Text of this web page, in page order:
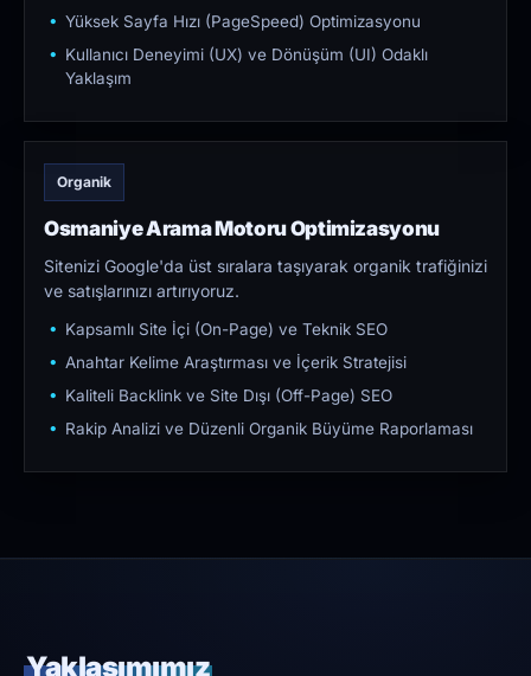
Yüksek Sayfa Hızı (PageSpeed) Optimizasyonu
Kullanıcı Deneyimi (UX) ve Dönüşüm (UI) Odaklı
Yaklaşım
Organik
Osmaniye Arama Motoru Optimizasyonu
Sitenizi Google'da üst sıralara taşıyarak organik trafiğinizi
ve satışlarınızı artırıyoruz.
Kapsamlı Site İçi (On-Page) ve Teknik SEO
Anahtar Kelime Araştırması ve İçerik Stratejisi
Kaliteli Backlink ve Site Dışı (Off-Page) SEO
Rakip Analizi ve Düzenli Organik Büyüme Raporlaması
Yaklaşımımız